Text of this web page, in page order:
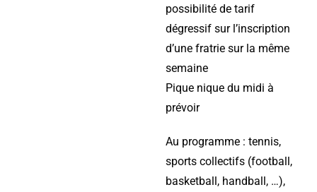
possibilité de tarif
dégressif sur l’inscription
d’une fratrie sur la même
semaine
Pique nique du midi à
prévoir
Au programme : tennis,
sports collectifs (football,
basketball, handball, …),